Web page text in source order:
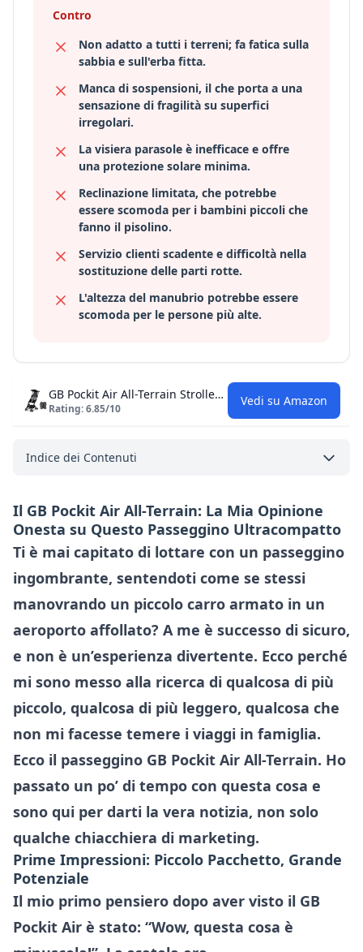
Contro
Non adatto a tutti i terreni; fa fatica sulla
sabbia e sull'erba fitta.
Manca di sospensioni, il che porta a una
sensazione di fragilità su superfici
irregolari.
La visiera parasole è inefficace e offre
una protezione solare minima.
Reclinazione limitata, che potrebbe
essere scomoda per i bambini piccoli che
fanno il pisolino.
Servizio clienti scadente e difficoltà nella
sostituzione delle parti rotte.
L'altezza del manubrio potrebbe essere
scomoda per le persone più alte.
GB Pockit Air All-Terrain Stroller: Recensione Onesta
Rating: 6.85/10 Vedi su Amazon
Indice dei Contenuti
Il GB Pockit Air All-Terrain: La Mia Opinione
Onesta su Questo Passeggino Ultracompatto
Ti è mai capitato di lottare con un passeggino
ingombrante, sentendoti come se stessi
manovrando un piccolo carro armato in un
aeroporto affollato? A me è successo di sicuro,
e non è un’esperienza divertente. Ecco perché
mi sono messo alla ricerca di qualcosa di più
piccolo, qualcosa di più leggero, qualcosa che
non mi facesse temere i viaggi in famiglia.
Ecco il passeggino GB Pockit Air All-Terrain. Ho
passato un po’ di tempo con questa cosa e
sono qui per darti la vera notizia, non solo
qualche chiacchiera di marketing.
Prime Impressioni: Piccolo Pacchetto, Grande
Potenziale
Il mio primo pensiero dopo aver visto il GB
Pockit Air è stato: “Wow, questa cosa è